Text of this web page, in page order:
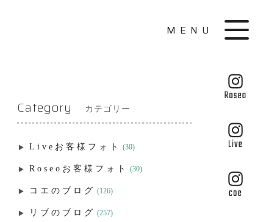
MENU
Category カテゴリー
Liveお客様フォト (30)
Roseoお客様フォト (30)
コエのブログ (126)
リブのブログ (257)